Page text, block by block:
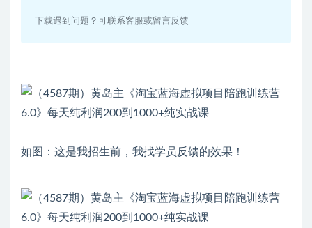
下载遇到问题？可联系客服或留言反馈
如图：这是我招生前，我找学员反馈的效果！